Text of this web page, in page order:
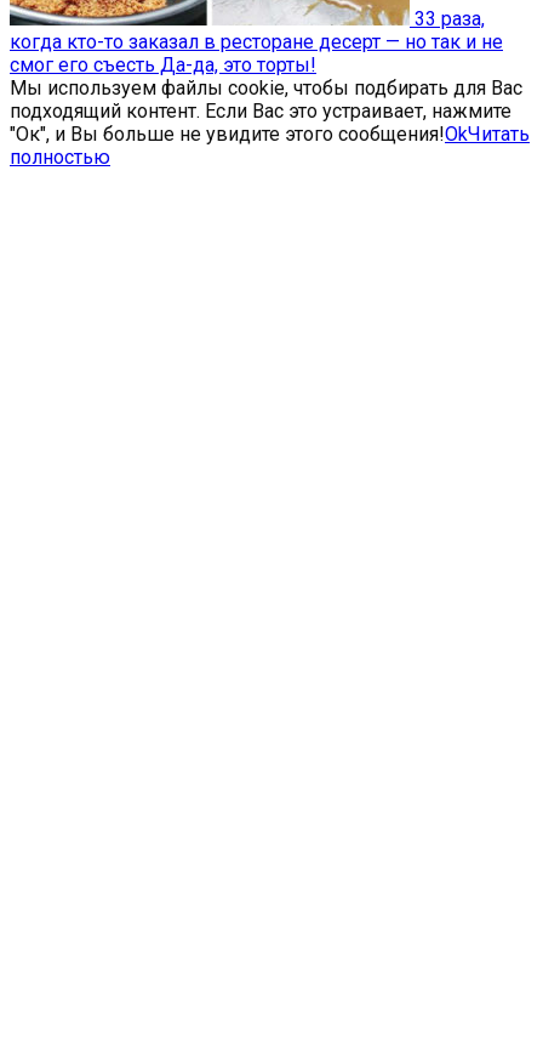
33 раза,
когда кто-то заказал в ресторане десерт — но так и не
смог его съесть Да-да, это торты!
Мы используем файлы cookie, чтобы подбирать для Вас
подходящий контент. Если Вас это устраивает, нажмите
"Ок", и Вы больше не увидите этого сообщения!OkЧитать
полностью